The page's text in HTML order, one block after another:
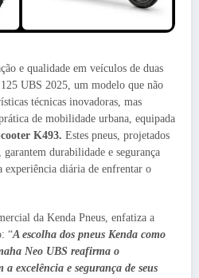
e qualidade em veículos de duas
UBS 2025, um modelo que não
técnicas inovadoras, mas
de mobilidade urbana, equipada
K493. Estes pneus, projetados
garantem durabilidade e segurança
experiência diária de enfrentar o
da Kenda Pneus, enfatiza a
“A escolha dos pneus Kenda como
Neo UBS reafirma o
a excelência e segurança de seus